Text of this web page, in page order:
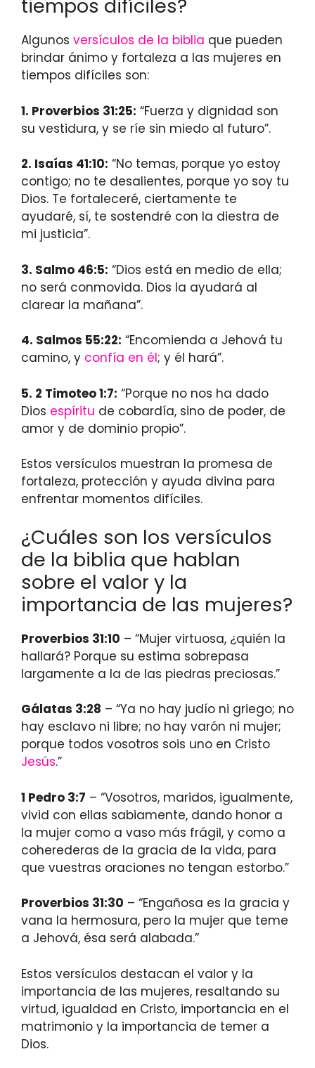
tiempos difíciles?
Algunos versículos de la biblia que pueden
brindar ánimo y fortaleza a las mujeres en
tiempos difíciles son:
1. Proverbios 31:25: “Fuerza y dignidad son
su vestidura, y se ríe sin miedo al futuro”.
2. Isaías 41:10: “No temas, porque yo estoy
contigo; no te desalientes, porque yo soy tu
Dios. Te fortaleceré, ciertamente te
ayudaré, sí, te sostendré con la diestra de
mi justicia”.
3. Salmo 46:5: “Dios está en medio de ella;
no será conmovida. Dios la ayudará al
clarear la mañana”.
4. Salmos 55:22: “Encomienda a Jehová tu
camino, y confía en él; y él hará”.
5. 2 Timoteo 1:7: “Porque no nos ha dado
Dios espíritu de cobardía, sino de poder, de
amor y de dominio propio”.
Estos versículos muestran la promesa de
fortaleza, protección y ayuda divina para
enfrentar momentos difíciles.
¿Cuáles son los versículos
de la biblia que hablan
sobre el valor y la
importancia de las mujeres?
Proverbios 31:10 – “Mujer virtuosa, ¿quién la
hallará? Porque su estima sobrepasa
largamente a la de las piedras preciosas.”
Gálatas 3:28 – “Ya no hay judío ni griego; no
hay esclavo ni libre; no hay varón ni mujer;
porque todos vosotros sois uno en Cristo
Jesús.”
1 Pedro 3:7 – “Vosotros, maridos, igualmente,
vivid con ellas sabiamente, dando honor a
la mujer como a vaso más frágil, y como a
coherederas de la gracia de la vida, para
que vuestras oraciones no tengan estorbo.”
Proverbios 31:30 – “Engañosa es la gracia y
vana la hermosura, pero la mujer que teme
a Jehová, ésa será alabada.”
Estos versículos destacan el valor y la
importancia de las mujeres, resaltando su
virtud, igualdad en Cristo, importancia en el
matrimonio y la importancia de temer a
Dios.